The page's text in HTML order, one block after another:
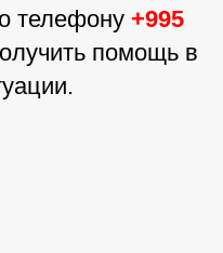
телефону +995
помощь в